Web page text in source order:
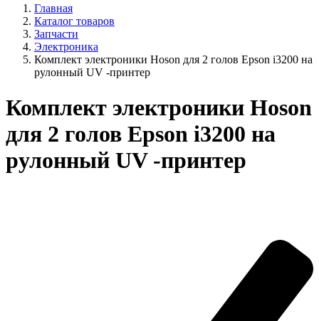
Главная
Каталог товаров
Запчасти
Электроника
Комплект электроники Hoson для 2 голов Epson i3200 на
рулонный UV -принтер
Комплект электроники Hoson
для 2 голов Epson i3200 на
рулонный UV -принтер